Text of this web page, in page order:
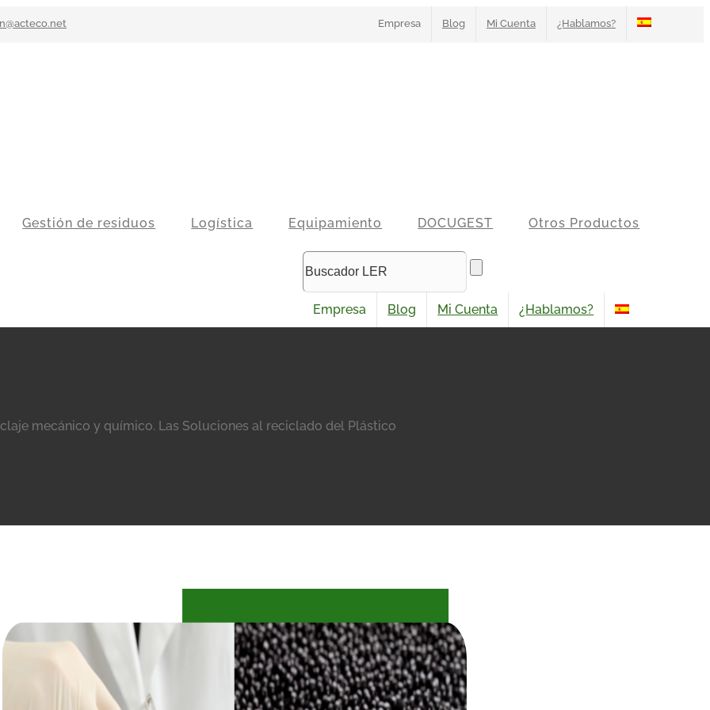
Empresa Blog Mi Cuenta ¿Hablamos?
Gestión de residuos Logística Equipamiento DOCUGEST Otros Productos
Empresa Blog Mi Cuenta ¿Hablamos?
mecánico y químico. Las Soluciones al reciclado del Plástico